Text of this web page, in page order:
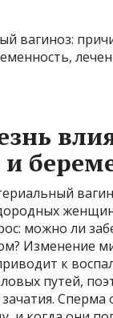
и
можно ли
Изменение
к
путей,
Сперма